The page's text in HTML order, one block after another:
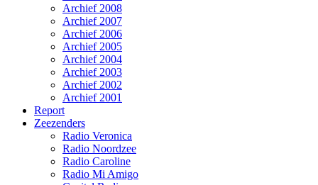
Archief 2008
Archief 2007
Archief 2006
Archief 2005
Archief 2004
Archief 2003
Archief 2002
Archief 2001
Report
Zeezenders
Radio Veronica
Radio Noordzee
Radio Caroline
Radio Mi Amigo